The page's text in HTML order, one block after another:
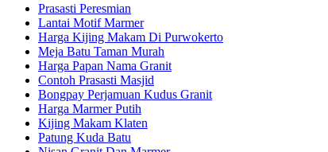
Prasasti Peresmian
Lantai Motif Marmer
Harga Kijing Makam Di Purwokerto
Meja Batu Taman Murah
Harga Papan Nama Granit
Contoh Prasasti Masjid
Bongpay Perjamuan Kudus Granit
Harga Marmer Putih
Kijing Makam Klaten
Patung Kuda Batu